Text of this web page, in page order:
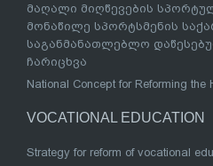
მაღალი მიღწევების
მონაწილე სპორტსმენის
საგანმანათლებლო
ჩარიცხვა
National Concept for Reforming the
VOCATIONAL EDUCATION
Strategy for reform of vocational